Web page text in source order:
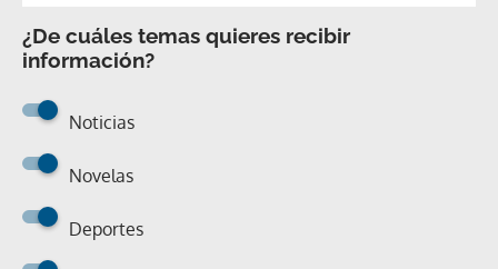
¿De cuáles temas quieres recibir
información?
Noticias
Novelas
Deportes